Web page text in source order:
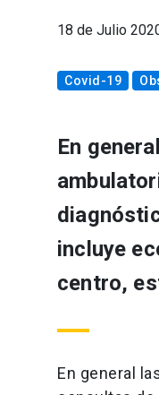
18 de Julio
Covid-19
En
incluye
centro,
En general